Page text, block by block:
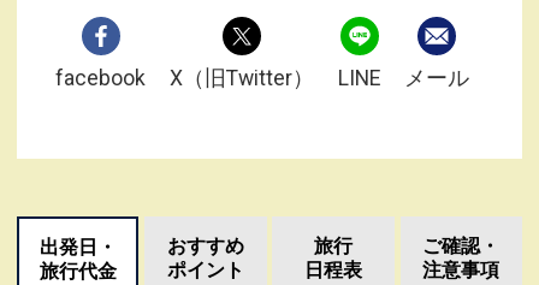
facebook X（旧Twitter） LINE メール
出発日・
旅行代金
おすすめ
ポイント
旅行
日程表
ご確認・
注意事項